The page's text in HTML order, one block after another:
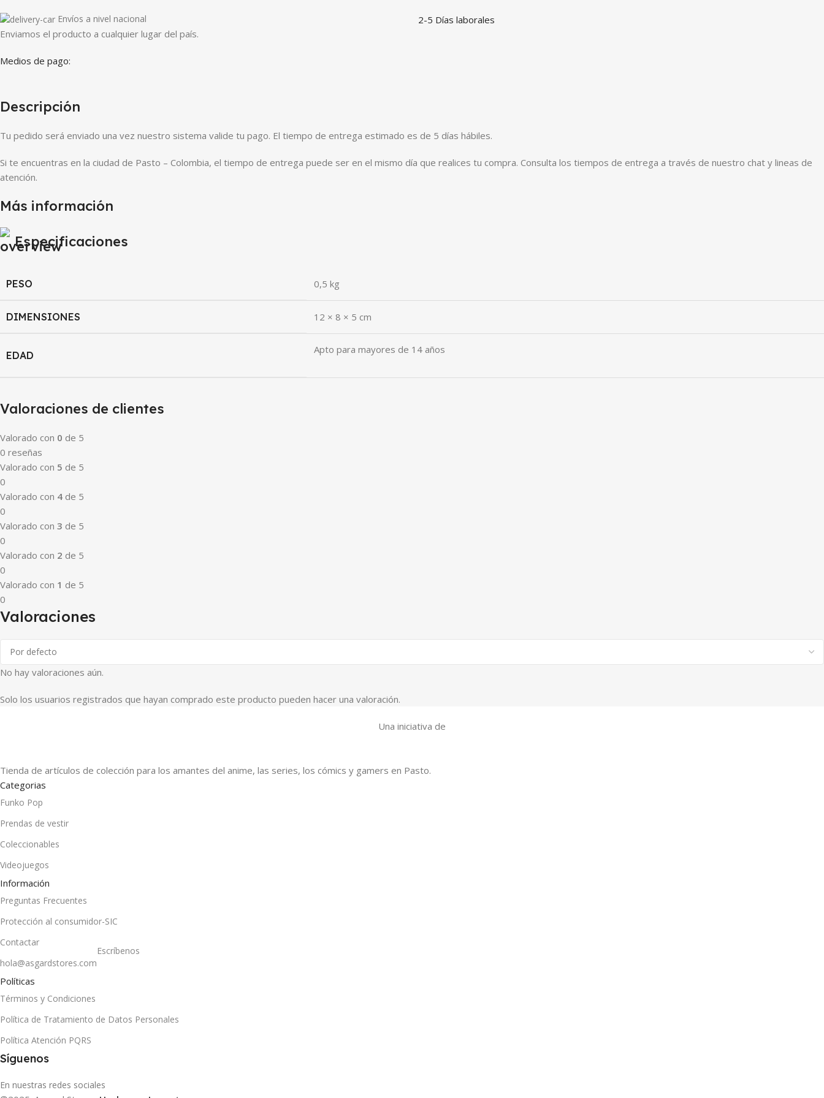
Envíos a nivel nacional
Enviamos el producto a cualquier lugar del país.
2-5 Días laborales
Medios de pago:
Descripción
Tu pedido será enviado una vez nuestro sistema valide tu pago. El tiempo de entrega estimado es de 5 días hábiles.
Si te encuentras en la ciudad de Pasto – Colombia, el tiempo de entrega puede ser en el mismo día que realices tu compra. Consulta los tiempos de entrega a través de nuestro chat y lineas de
atención.
Más información
Especificaciones
PESO 0,5 kg
DIMENSIONES 12 × 8 × 5 cm
EDAD Apto para mayores de 14 años
Valoraciones de clientes
Valorado con 0 de 5
0 reseñas
Valorado con 5 de 5
0
Valorado con 4 de 5
0
Valorado con 3 de 5
0
Valorado con 2 de 5
0
Valorado con 1 de 5
0
Valoraciones
No hay valoraciones aún.
Solo los usuarios registrados que hayan comprado este producto pueden hacer una valoración.
Una iniciativa de
Tienda de artículos de colección para los amantes del anime, las series, los cómics y gamers en Pasto.
Categorias
Funko Pop
Prendas de vestir
Coleccionables
Videojuegos
Información
Preguntas Frecuentes
Protección al consumidor-SIC
Contactar
hola@asgardstores.com
Escríbenos
Políticas
Términos y Condiciones
Política de Tratamiento de Datos Personales
Política Atención PQRS
Síguenos
En nuestras redes sociales